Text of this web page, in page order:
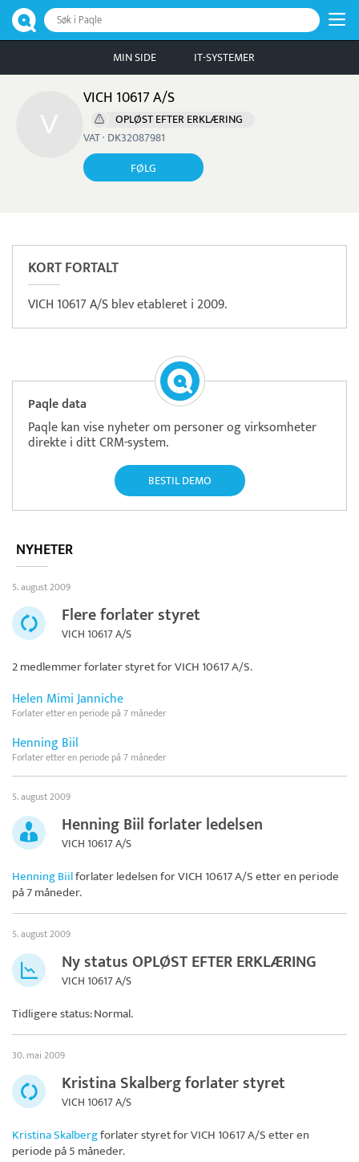
Søk i Paqle
MIN SIDE IT-SYSTEMER
VICH 10617 A/S
OPLØST EFTER ERKLÆRING
VAT · DK32087981
FØLG
KORT FORTALT
VICH 10617 A/S blev etableret i 2009.
Paqle data
Paqle kan vise nyheter om personer og virksomheter
direkte i ditt CRM-system.
BESTIL DEMO
NYHETER
5. august 2009
Flere forlater styret
VICH 10617 A/S
2 medlemmer forlater styret forVICH 10617 A/S.
Helen Mimi Janniche
Forlater etter en periode på 7 måneder
Henning Biil
Forlater etter en periode på 7 måneder
5. august 2009
Henning Biil forlater ledelsen
VICH 10617 A/S
Henning Biilforlater ledelsen forVICH 10617 A/Setter en periode
på 7 måneder.
5. august 2009
Ny status OPLØST EFTER ERKLÆRING
VICH 10617 A/S
Tidligere status: Normal.
30. mai 2009
Kristina Skalberg forlater styret
VICH 10617 A/S
Kristina Skalbergforlater styret forVICH 10617 A/Setter en
periode på 5 måneder.